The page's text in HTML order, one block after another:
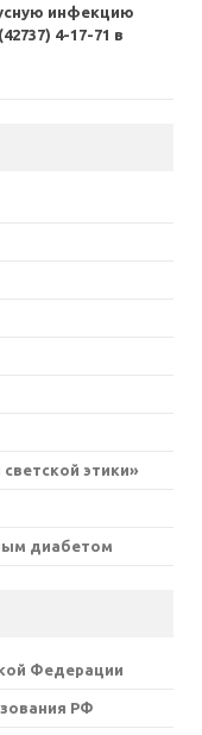
инфекцию
4-17-71 в
этики»
диабетом
Федерации
РФ